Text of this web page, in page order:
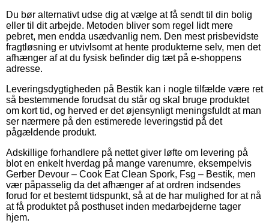
Du bør alternativt udse dig at vælge at få sendt til din bolig
eller til dit arbejde. Metoden bliver som regel lidt mere
pebret, men endda usædvanlig nem. Den mest prisbevidste
fragtløsning er utvivlsomt at hente produkterne selv, men det
afhænger af at du fysisk befinder dig tæt på e-shoppens
adresse.
Leveringsdygtigheden på Bestik kan i nogle tilfælde være ret
så bestemmende forudsat du står og skal bruge produktet
om kort tid, og herved er det øjensynligt meningsfuldt at man
ser nærmere på den estimerede leveringstid på det
pågældende produkt.
Adskillige forhandlere på nettet giver løfte om levering på
blot en enkelt hverdag på mange varenumre, eksempelvis
Gerber Devour – Cook Eat Clean Spork, Fsg – Bestik, men
vær påpasselig da det afhænger af at ordren indsendes
forud for et bestemt tidspunkt, så at de har mulighed for at nå
at få produktet på posthuset inden medarbejderne tager
hjem.